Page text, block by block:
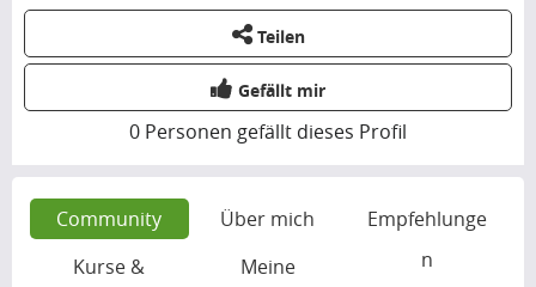
Teilen
Gefällt mir
0 Personen gefällt dieses Profil
Community Über mich
Empfehlunge
n
Kurse &
Meine